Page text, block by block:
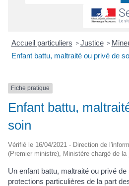
Accueil particuliers > Justice >
Enfant battu, maltraité ou privé de
Fiche pratique
Enfant battu,
soin
Vérifié le 16/04/2021 - Direction de
(Premier ministre), Ministère chargé de la
Un enfant battu, maltraité ou privé
protections particulières de la part